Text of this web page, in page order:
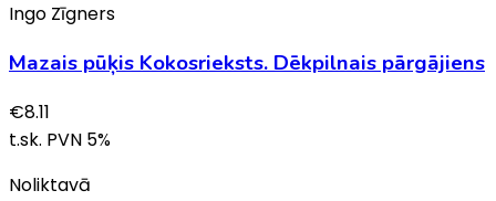
Ingo Zīgners
Mazais pūķis Kokosrieksts. Dēkpilnais pārgājiens
€8.11
t.sk. PVN 5%
Noliktavā